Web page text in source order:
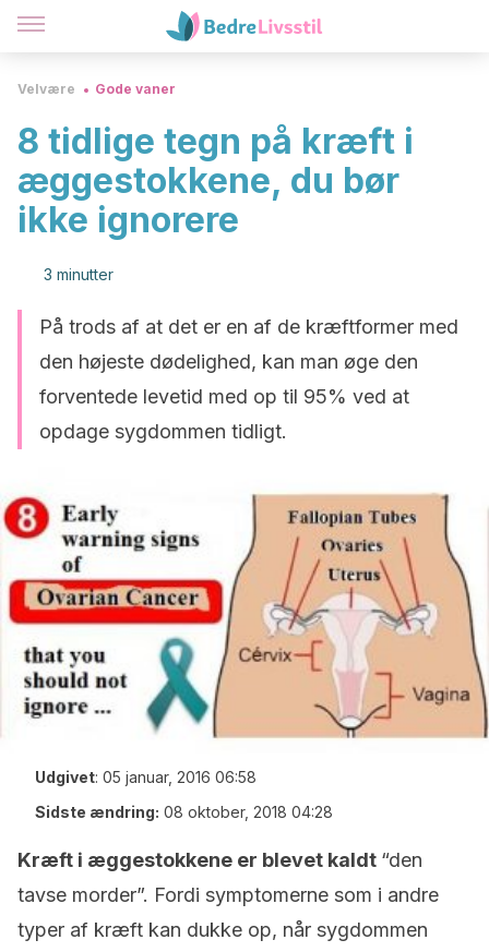
Velvære Gode vaner
8 tidlige tegn på kræft i
æggestokkene, du bør
ikke ignorere
3 minutter
På trods af at det er en af de ​​kræftformer med
den højeste dødelighed, kan man øge den
forventede levetid med op til 95% ved at
opdage sygdommen tidligt.
Udgivet: 05 januar, 2016 06:58
Sidste ændring: 08 oktober, 2018 04:28
Kræft i æggestokkene er blevet kaldt “den
tavse morder”. Fordi symptomerne som i andre
typer af kræft kan dukke op, når sygdommen